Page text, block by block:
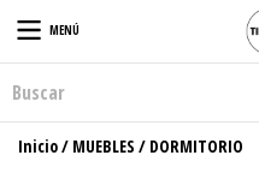
MENÚ
Inicio/ MUEBLES / DORMITORIO